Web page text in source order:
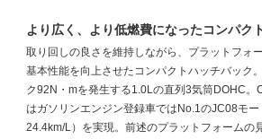
より広く、より低燃費になったコンパク
取り回しの良さを維持しながら、プラットフォ
基本性能を向上させたコンパクトハッチバック
ク92N・mを発生する1.0Lの直列3気筒DOHC
はガソリンエンジン登録車ではNo.1のJC08モ
24.4km/L）を実現。前述のプラットフォームの